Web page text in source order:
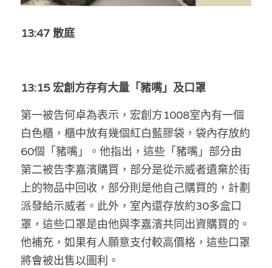
真相直擊
黃萬成專欄
高松傑專欄
林伯強專欄
馮煒光專欄
趙處機專欄
KOL 精選
大衛sir專欄
曾子晴 - 晴深直說
支聯會案
親子
投稿熱線
支持讚助
條款及細則
關於我們
繁體中文
English
13:47 散庭
13:15 宏創方存有大量「豬嘴」及口罩
第一被告何卓為表示，宏創方1008室內有一個
白色櫃，櫃中放有幾個紅白藍膠袋，袋內存放約
60個「豬嘴」。他指出，這些「豬嘴」部分由
第二被告李嘉濱購買，部分是從示威者遺棄於街
上的物品中回收，部分則是他自己購買的，計劃
派發給示威者。此外，室內還存放約30多盒口
罩，這些口罩是由他與李嘉濱共同出資購買的。
他補充，如果有人願意支付較高價格，這些口罩
將會被出售以圖利。